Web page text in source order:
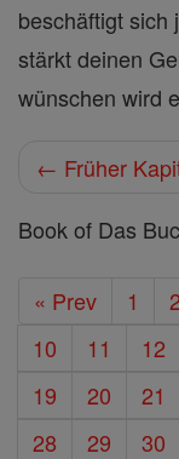
beschäftigt sich
stärkt deinen
wünschen wird
← Früher
Book of Das
« Prev 1 2
10
11 12
19
20 21
28
29 30